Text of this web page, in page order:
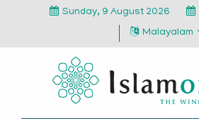
Sunday, 9 August 2026
Malayalam